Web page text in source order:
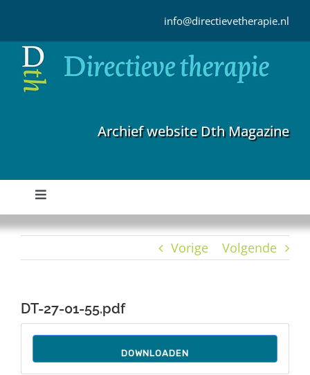
inhoud
info@directievetherapie.nl
Archief website Dth Magazine
Toggle
Navigation
Home
Auteurs
Vorige Volgende
DT-27-01-55.pdf
DOWNLOADEN